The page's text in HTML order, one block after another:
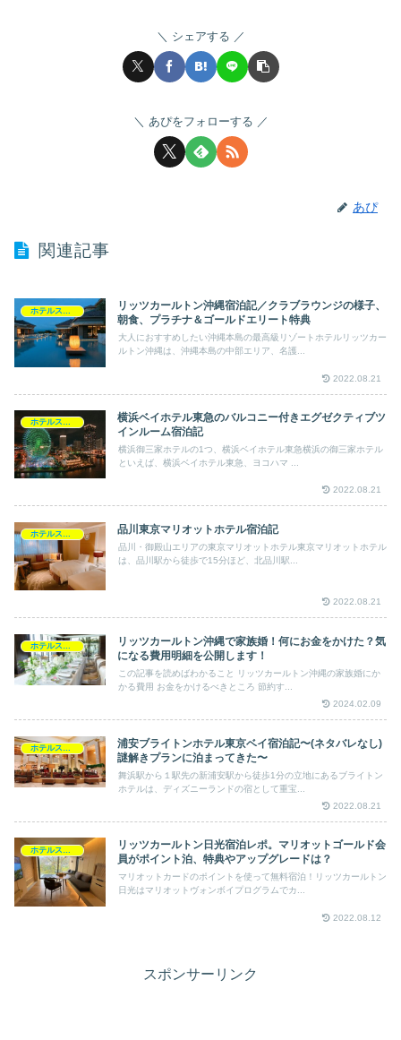
シェアする
あぴをフォローする
あぴ
関連記事
リッツカールトン沖縄宿泊記／クラブラウンジの様子、
朝食、プラチナ＆ゴールドエリート特典
大人におすすめしたい沖縄本島の最高級リゾートホテルリッツカー
ルトン沖縄は、沖縄本島の中部エリア、名護...
2022.08.21
ホテルステイ
横浜ベイホテル東急のバルコニー付きエグゼクティブツ
インルーム宿泊記
横浜御三家ホテルの1つ、横浜ベイホテル東急横浜の御三家ホテル
といえば、横浜ベイホテル東急、ヨコハマ ...
2022.08.21
ホテルステイ 品川東京マリオットホテル宿泊記
品川・御殿山エリアの東京マリオットホテル東京マリオットホテル
は、品川駅から徒歩で15分ほど、北品川駅...
2022.08.21
リッツカールトン沖縄で家族婚！何にお金をかけた？気
になる費用明細を公開します！
この記事を読めばわかること リッツカールトン沖縄の家族婚にか
かる費用 お金をかけるべきところ 節約す...
2024.02.09
浦安ブライトンホテル東京ベイ宿泊記〜(ネタバレなし)
謎解きプランに泊まってきた〜
舞浜駅から１駅先の新浦安駅から徒歩1分の立地にあるブライトン
ホテルは、ディズニーランドの宿として重宝...
2022.08.21
リッツカールトン日光宿泊レポ。マリオットゴールド会
員がポイント泊、特典やアップグレードは？
マリオットカードのポイントを使って無料宿泊！リッツカールトン
日光はマリオットヴォンボイプログラムでカ...
2022.08.12
スポンサーリンク